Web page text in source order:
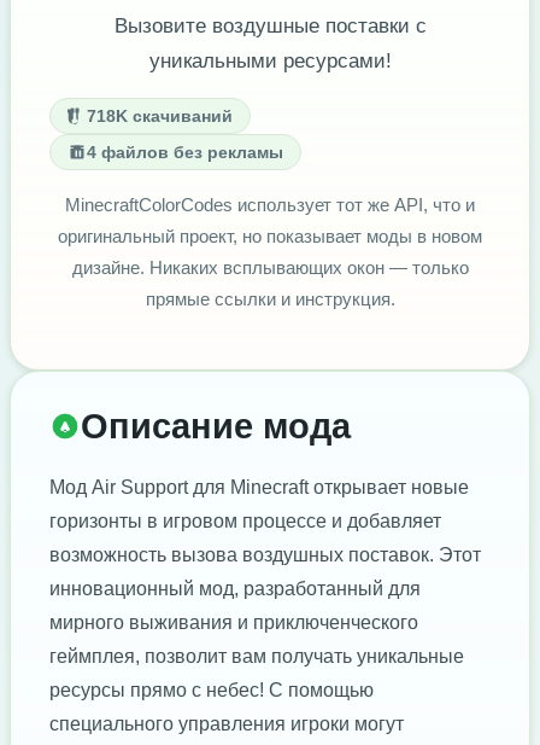
Вызовите воздушные поставки с
уникальными ресурсами!
718K скачиваний
4 файлов без рекламы
MinecraftColorCodes использует тот же API, что и
оригинальный проект, но показывает моды в новом
дизайне. Никаких всплывающих окон — только
прямые ссылки и инструкция.
Описание мода
Мод Air Support для Minecraft открывает новые
горизонты в игровом процессе и добавляет
возможность вызова воздушных поставок. Этот
инновационный мод, разработанный для
мирного выживания и приключенческого
геймплея, позволит вам получать уникальные
ресурсы прямо с небес! С помощью
специального управления игроки могут